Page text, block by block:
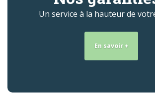
Un service à la hauteur de
En savoir +